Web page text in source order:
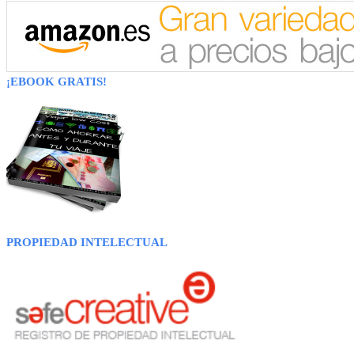
¡EBOOK GRATIS!
PROPIEDAD INTELECTUAL